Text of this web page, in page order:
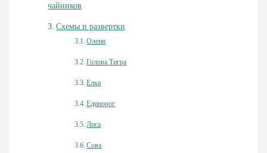
чайников
Схемы и развертки
Олени
Голова Тигра
Елка
Единорог
Лиса
Сова